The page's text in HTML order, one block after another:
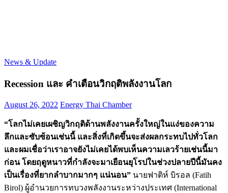
News & Update
Recession และ คำเตือนวิกฤติพลังงานโลก
August 26, 2022 Energy Thai Chamber
“โลกไม่เคยเผชิญวิกฤติด้านพลังงานครั้งใหญ่ในแง่ของความ
ลึกและซับซ้อนเช่นนี้ และสิ่งที่เกิดขึ้นจะส่งผลกระทบไปทั่วโลก
และผมเชื่อว่าเราอาจยังไม่เคยได้พบเห็นความเลวร้ายเช่นนี้มา
ก่อน โดยฤดูหนาวที่กำลังจะมาเยือนยุโรปในช่วงปลายปีนี้มันคง
เป็นเรื่องที่ยากลำบากมากๆ แน่นอน” นายฟาติห์ บิรอล (Fatih
Birol) ผู้อำนวยการทบวงพลังงานระหว่างประเทศ (International